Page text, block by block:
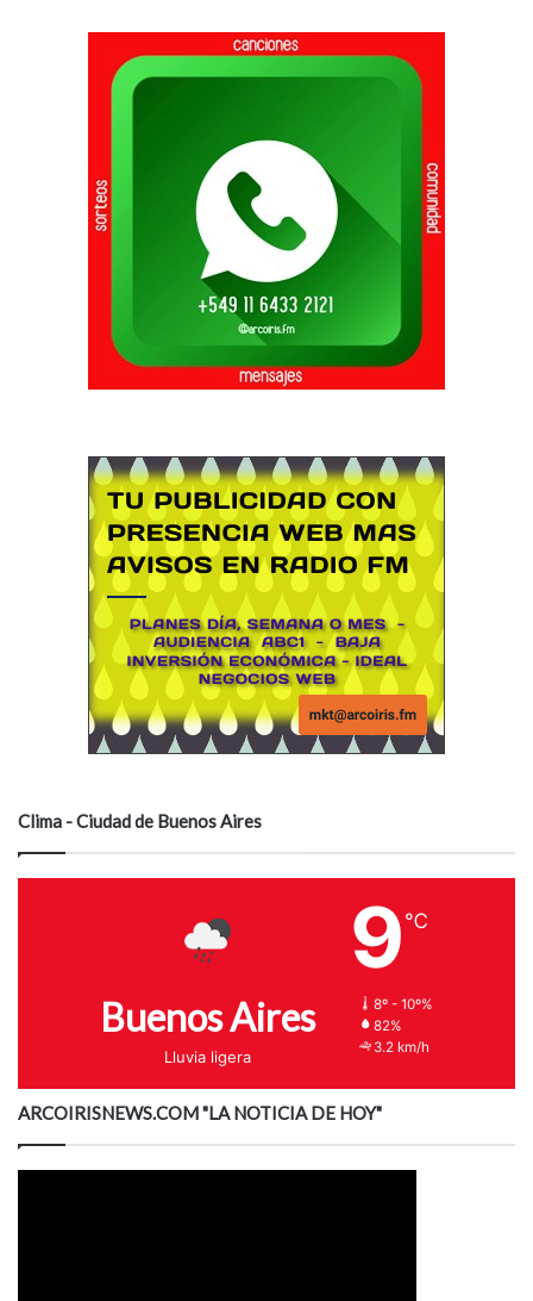
Clima - Ciudad de Buenos Aires
Buenos Aires
Lluvia ligera
9 ℃
8º - 10º%
82%
3.2 km/h
ARCOIRISNEWS.COM "LA NOTICIA DE HOY"